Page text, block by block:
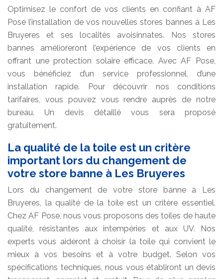
Optimisez le confort de vos clients en confiant à AF
Pose l’installation de vos nouvelles stores bannes à Les
Bruyeres et ses localités avoisinnates. Nos stores
bannes amélioreront l’expérience de vos clients en
offrant une protection solaire efficace. Avec AF Pose,
vous bénéficiez d’un service professionnel, d’une
installation rapide. Pour découvrir nos conditions
tarifaires, vous pouvez vous rendre auprès de notre
bureau. Un devis détaillé vous sera proposé
gratuitement.
La qualité de la toile est un critère
important lors du changement de
votre store banne à Les Bruyeres
Lors du changement de votre store banne à Les
Bruyeres, la qualité de la toile est un critère essentiel.
Chez AF Pose, nous vous proposons des toiles de haute
qualité, résistantes aux intempéries et aux UV. Nos
experts vous aideront à choisir la toile qui convient le
mieux à vos besoins et à votre budget. Selon vos
spécifications techniques, nous vous établiront un devis